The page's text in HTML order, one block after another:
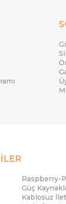
Raspberry-
Güç
Kablosuz